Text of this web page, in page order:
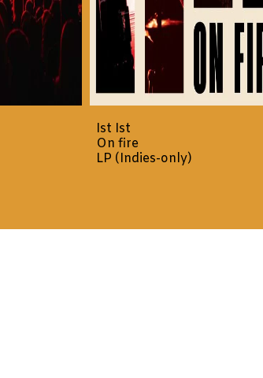
Ist Ist
On fire
LP (Indies-only)